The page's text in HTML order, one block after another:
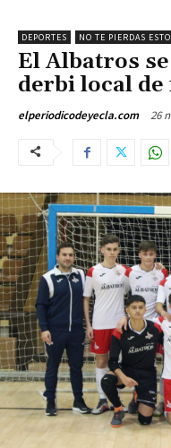
DEPORTES NO TE PIERDAS ESTO
El Albatros
derbi local
elperiodicodeyecla.com 26